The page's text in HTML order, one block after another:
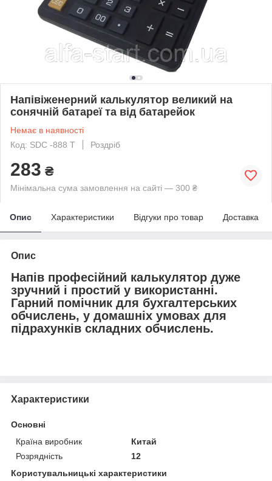
Напівіженерний калькулятор великий на
сонячній батареї та від батарейок
Немає в наявності
Код: SDC -888 T
Роздріб
283 ₴
Мінімальна сума замовлення на сайті — 300 ₴
Опис Характеристики Відгуки про товар Доставка
Опис
Напів професійний калькулятор дуже
зручний і простий у використанні.
Гарний помічник для бухгалтерських
обчислень, у домашніх умовах для
підрахунків складних обчислень.
Характеристики
Основні
Країна виробник
Китай
Розрядність
12
Користувальницькі характеристики